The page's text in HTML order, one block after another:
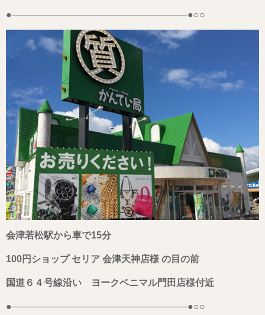
●——————————————————–●○○
会津若松駅から車で15分
100円ショップ セリア 会津天神店様 の目の前
国道６４号線沿い ヨークベニマル門田店様付近
●——————————————————–●○○